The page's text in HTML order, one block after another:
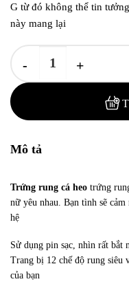
G từ đó không thể tin
này mang lại
Mô tả
Trứng rung cá heo trứng
nữ yêu nhau. Bạn tình sẽ
hệ
Sử dụng pin sạc, nhìn rất bắt
Trang bị 12 chế độ rung siêu
của bạn